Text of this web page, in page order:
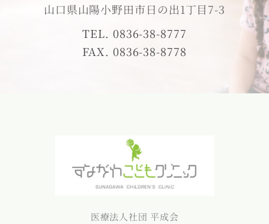
山口県山陽小野田市日の出1丁目7-3
TEL. 0836-38-8777
FAX. 0836-38-8778
医療法人社団 平成会